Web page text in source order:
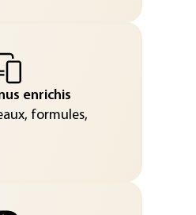
enrichis
formules,